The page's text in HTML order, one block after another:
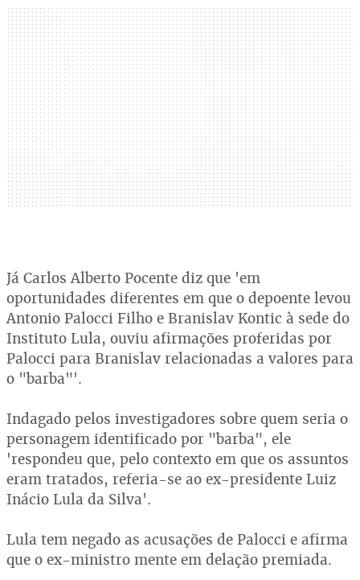
Já Carlos Alberto Pocente diz que 'em
oportunidades diferentes em que o depoente levou
Antonio Palocci Filho e Branislav Kontic à sede do
Instituto Lula, ouviu afirmações proferidas por
Palocci para Branislav relacionadas a valores para
o "barba"'.
Indagado pelos investigadores sobre quem seria o
personagem identificado por "barba", ele
'respondeu que, pelo contexto em que os assuntos
eram tratados, referia-se ao ex-presidente Luiz
Inácio Lula da Silva'.
Lula tem negado as acusações de Palocci e afirma
que o ex-ministro mente em delação premiada.